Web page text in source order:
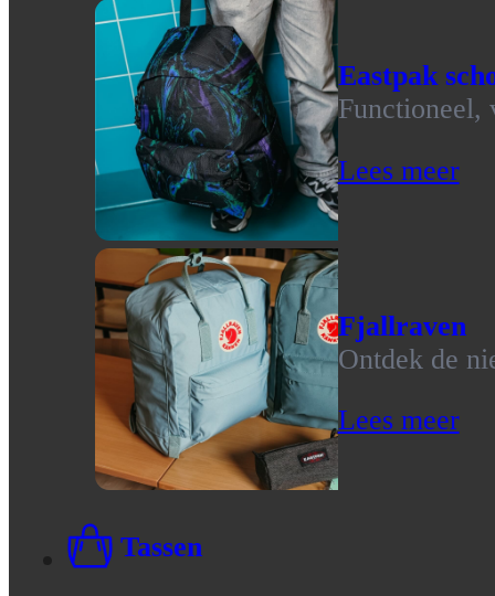
Eastpak
Functioneel,
Lees meer
Fjallraven
Ontdek de
Lees meer
Tassen